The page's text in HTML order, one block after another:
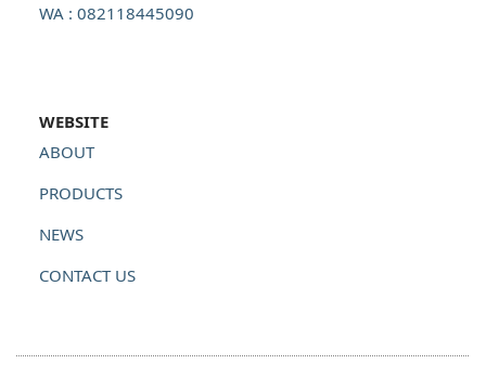
WA : 082118445090
WEBSITE
ABOUT
PRODUCTS
NEWS
CONTACT US